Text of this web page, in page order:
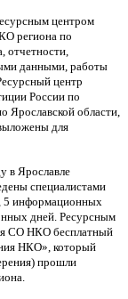
центром
региона по
отчетности,
данными, работы
центр
России по
Ярославской области,
для
в Ярославле
специалистами
5 информационных
дней. Ресурсным
СО НКО бесплатный
НКО», который
прошли